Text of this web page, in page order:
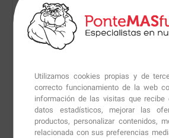
Utilizamos cookies propias y de
correcto funcionamiento de la web
información de las visitas que recibe
datos estadísticos, mejorar las
productos, personalizar contenidos,
relacionada con sus preferencias